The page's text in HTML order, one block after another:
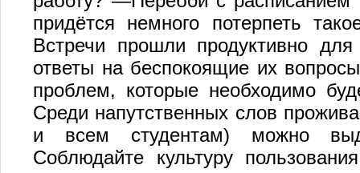
придётся немного потерпеть
Встречи прошли продуктивно
ответы на беспокоящие их
проблем, которые необходимо
Среди напутственных слов
и всем студентам) можно
Соблюдайте культуру